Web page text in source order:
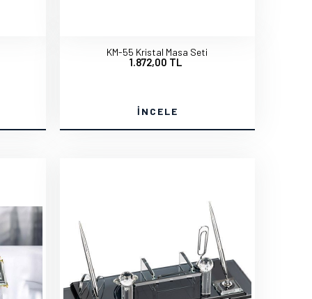
KM-55 Kristal Masa Seti
1.872,00 TL
İNCELE